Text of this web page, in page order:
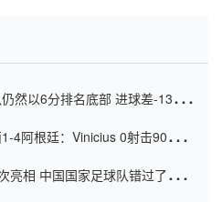
然以6分排名底部 进球差-13令人
4阿根廷：Vinicius 0射击90分钟
亮相 中国国家足球队错过了世界